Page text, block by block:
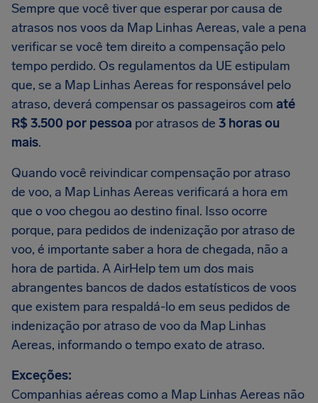
Sempre que você tiver que esperar por causa de
atrasos nos voos da Map Linhas Aereas, vale a pena
verificar se você tem direito a compensação pelo
tempo perdido. Os regulamentos da UE estipulam
que, se a Map Linhas Aereas for responsável pelo
atraso, deverá compensar os passageiros com até
R$ 3.500 por pessoa por atrasos de 3 horas ou
mais.
Quando você reivindicar compensação por atraso
de voo, a Map Linhas Aereas verificará a hora em
que o voo chegou ao destino final. Isso ocorre
porque, para pedidos de indenização por atraso de
voo, é importante saber a hora de chegada, não a
hora de partida. A AirHelp tem um dos mais
abrangentes bancos de dados estatísticos de voos
que existem para respaldá-lo em seus pedidos de
indenização por atraso de voo da Map Linhas
Aereas, informando o tempo exato de atraso.
Exceções:
Companhias aéreas como a Map Linhas Aereas não